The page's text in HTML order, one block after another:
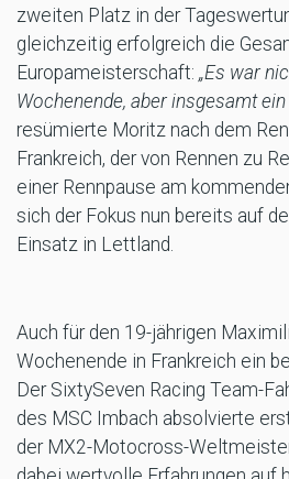
zweiten Platz in der
gleichzeitig erfolgreich die
Europameisterschaft: „Es war
Wochenende, aber insgesamt
resümierte Moritz nach dem
Frankreich, der von Rennen zu
einer Rennpause am
sich der Fokus nun bereits auf
Einsatz in Lettland.
Auch für den 19-jährigen
Wochenende in Frankreich ein
Der SixtySeven Racing Team-
des MSC Imbach absolvierte
der MX2-Motocross-